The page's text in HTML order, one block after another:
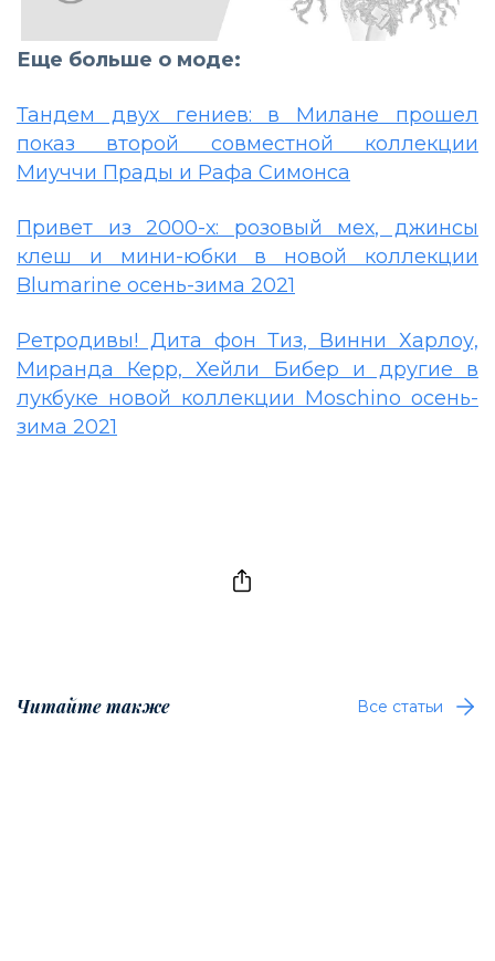
Еще больше о моде:
Тандем двух гениев: в Милане прошел
показ второй совместной коллекции
Миуччи Прады и Рафа Симонса
Привет из 2000-х: розовый мех, джинсы
клеш и мини-юбки в новой коллекции
Blumarine осень-зима 2021
Ретродивы! Дита фон Тиз, Винни Харлоу,
Миранда Керр, Хейли Бибер и другие в
лукбуке новой коллекции Moschino осень-
зима 2021
Читайте также Все статьи